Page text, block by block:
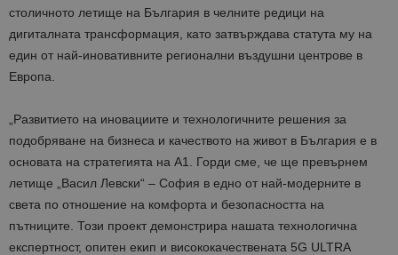
столичното летище на България в челните редици на
дигиталната трансформация, като затвърждава статута му на
един от най-иновативните регионални въздушни центрове в
Европа.
„Развитието на иновациите и технологичните решения за
подобряване на бизнеса и качеството на живот в България е в
основата на стратегията на А1. Горди сме, че ще превърнем
летище „Васил Левски“ – София в едно от най-модерните в
света по отношение на комфорта и безопасността на
пътниците. Този проект демонстрира нашата технологична
експертност, опитен екип и висококачествената 5G ULTRA